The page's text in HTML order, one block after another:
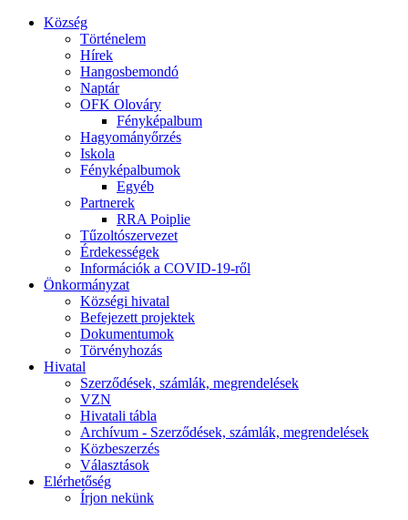
Község
Történelem
Hírek
Hangosbemondó
Naptár
OFK Olováry
Fényképalbum
Hagyományőrzés
Iskola
Fényképalbumok
Egyéb
Partnerek
RRA Poiplie
Tűzoltószervezet
Érdekességek
Információk a COVID-19-ről
Önkormányzat
Községi hivatal
Befejezett projektek
Dokumentumok
Törvényhozás
Hivatal
Szerződések, számlák, megrendelések
VZN
Hivatali tábla
Archívum - Szerződések, számlák, megrendelések
Közbeszerzés
Választások
Elérhetőség
Írjon nekünk